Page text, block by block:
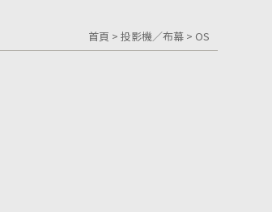
首頁 > 投影機／布幕> OS